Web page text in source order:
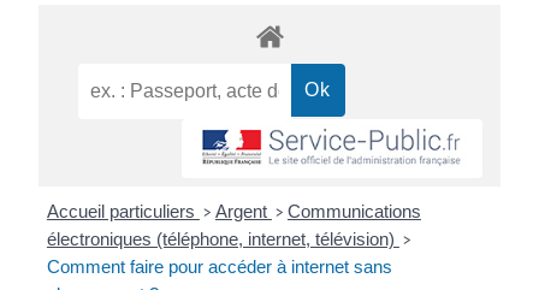
Accueil particuliers > Argent > Communications
électroniques (téléphone, internet, télévision) >
Comment faire pour accéder à internet sans